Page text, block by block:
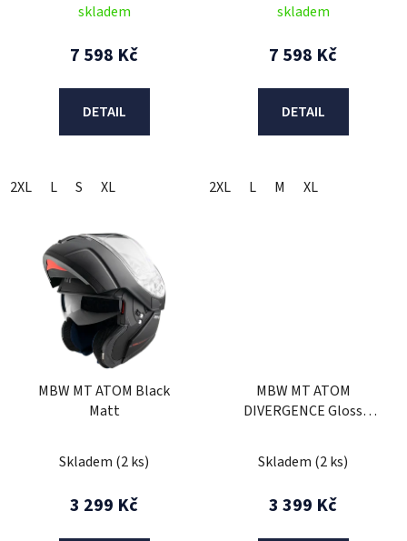
skladem
7 598 Kč
DETAIL
2XL L S XL
skladem
7 598 Kč
DETAIL
2XL L M XL
MBW MT ATOM Black
Matt
Skladem (2 ks)
3 299 Kč
MBW MT ATOM
DIVERGENCE Gloss
Skladem (2 ks)
3 399 Kč